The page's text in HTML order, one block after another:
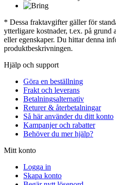
* Dessa fraktavgifter gäller för
ytterligare kostnader, t.ex. på grund
eller egenskaper. Du hittar denna
produktbeskrivningen.
Hjälp och support
Göra en beställning
Frakt och leverans
Betalningsalternativ
Returer & återbetalningar
Så här använder du ditt konto
Kampanjer och rabatter
Behöver du mer hjälp?
Mitt konto
Logga in
Skapa konto